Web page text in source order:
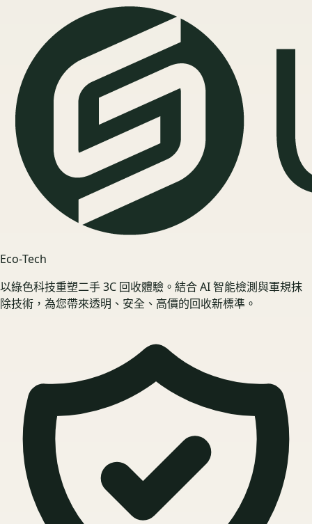
Eco‑Tech
以綠色科技重塑二手 3C 回收體驗。結合 AI 智能檢測與軍規抹
除技術，為您帶來透明、安全、高價的回收新標準。